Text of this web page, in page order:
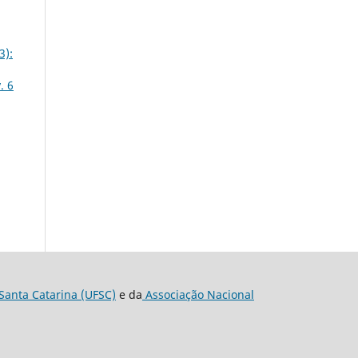
6
Catarina (UFSC) e da Associação Nacional